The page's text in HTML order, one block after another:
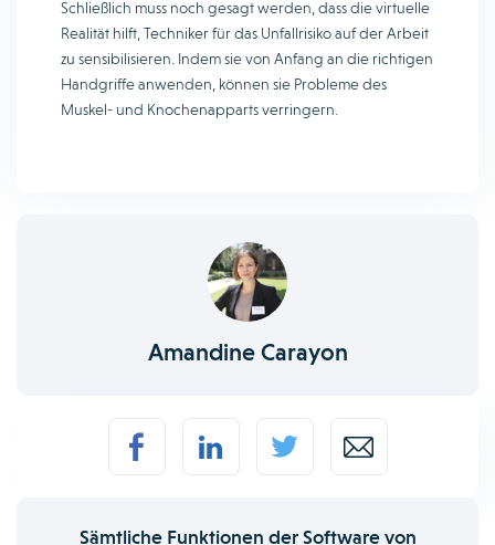
Schließlich muss noch gesagt werden, dass die virtuelle
Realität hilft, Techniker für das Unfallrisiko auf der Arbeit
zu sensibilisieren. Indem sie von Anfang an die richtigen
Handgriffe anwenden, können sie Probleme des
Muskel- und Knochenapparts verringern.
Amandine Carayon
Sämtliche Funktionen der Software von